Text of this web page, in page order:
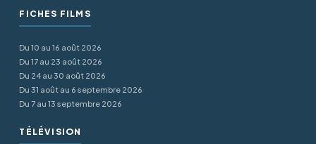
FICHES FILMS
Du 10 au 16 août 2026
Du 17 au 23 août 2026
Du 24 au 30 août 2026
Du 31 août au 6 septembre 2026
Du 7 au 13 septembre 2026
TÉLÉVISION